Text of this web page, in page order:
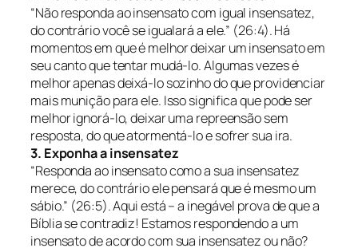
“Não responda ao insensato com igual insensatez,
do contrário você se igualará a ele.” (26:4).Há
momentos em que é melhor deixar um insensato em
seu canto que tentar mudá-lo. Algumas vezes é
melhor apenas deixá-lo sozinho do que providenciar
mais munição para ele. Isso significa que pode ser
melhor ignorá-lo, deixar uma repreensão sem
resposta, do que atormentá-lo e sofrer sua ira.
3. Exponha a insensatez
“Responda ao insensato como a sua insensatez
merece, do contrário ele pensará que é mesmo um
sábio.” (26:5).Aqui está – a inegável prova de que a
Bíblia se contradiz! Estamos respondendo a um
insensato de acordo com sua insensatez ou não?